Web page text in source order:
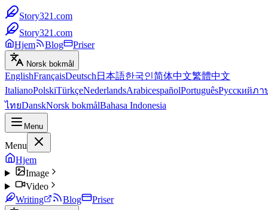
Story321.com
Story321.com
Hjem
Blog Priser
Norsk bokmål
EnglishFrançaisDeutsch 日本語한국인简体中文繁體中文
ItalianoPolskiTürkçeNederlandsArabicespañolPortuguêsРусскийภา
ไทยDanskNorsk bokmålBahasa Indonesia
Menu
Menu
Hjem
Image
Video
Writing
Blog Priser